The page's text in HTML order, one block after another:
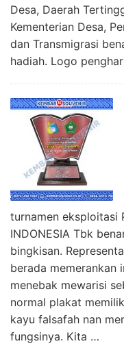
Desa, Daerah
Kementerian Desa,
dan Transmigrasi
hadiah. Logo
turnamen eksploitasi
INDONESIA Tbk
bingkisan.
berada
menebak mewarisi
normal plakat
kayu falsafah nan
fungsinya. Kita …